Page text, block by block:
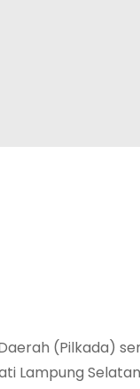
(Pilkada)
Lampung Selatan